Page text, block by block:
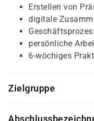
Erstellen von
digitale
persönliche
6-wöchiges
Zielgruppe
Quereinsteiger, die